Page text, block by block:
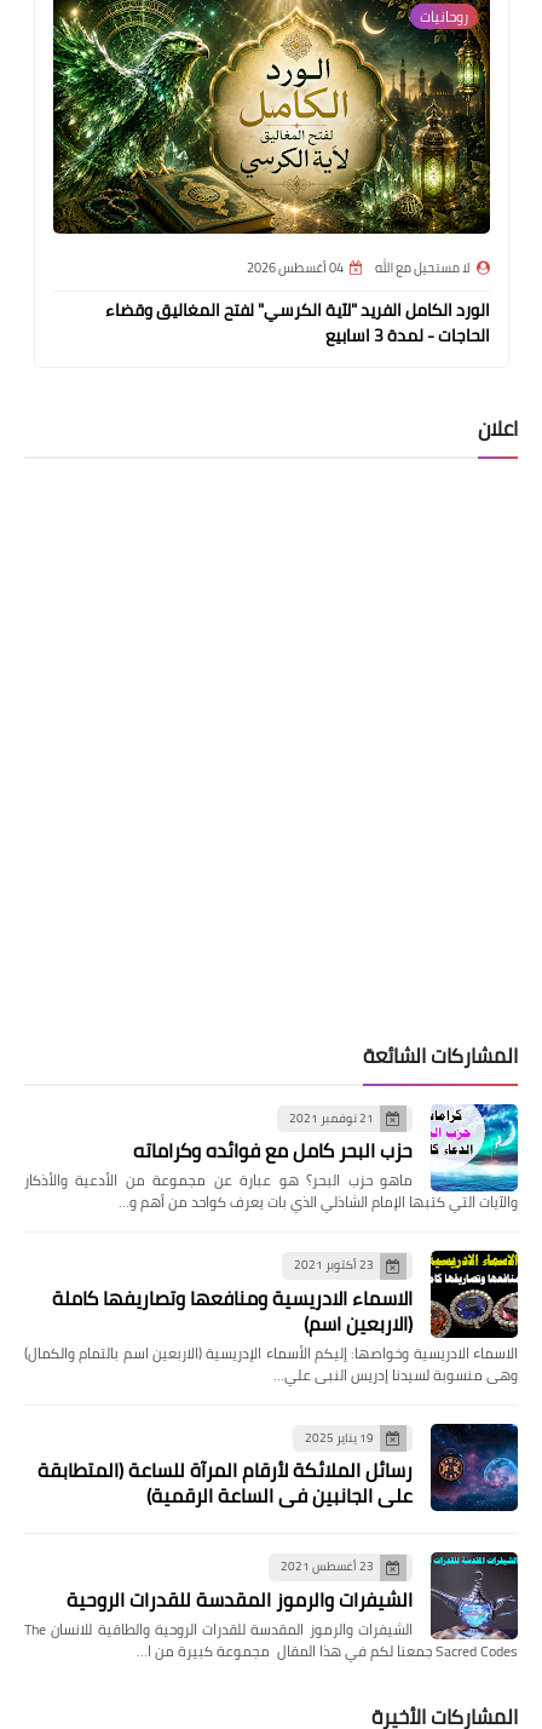
روحانيات
لا مستحيل مع الله 04 أغسطس 2026
الورد الكامل الفريد "لآية الكرسي" لفتح المغاليق وقضاء
الحاجات - لمدة 3 اسابيع
اعلان
المشاركات الشائعة
21 نوفمبر 2021
حزب البحر كامل مع فوائده وكراماته
ماهو حزب البحر؟ هو عبارة عن مجموعة من الأدعية والأذكار
والآيات التي كتبها الإمام الشاذلي الذي بات يعرف كواحد من أهم و…
23 أكتوبر 2021
الاسماء الادريسية ومنافعها وتصاريفها كاملة
(الاربعين اسم)
الاسماء الادريسية وخواصها: إليكم الأسماء الإدريسية (الاربعين اسم بالتمام والكمال)
وهى منسوبة لسيدنا إدريس النبى علي…
19 يناير 2025
رسائل الملائكة لأرقام المرآة للساعة (المتطابقة
على الجانبين في الساعة الرقمية)
23 أغسطس 2021
الشيفرات والرموز المقدسة للقدرات الروحية
الشيفرات والرموز المقدسة للقدرات الروحية والطاقية للانسان The
Sacred Codes جمعنا لكم في هذا المقال مجموعة كبيرة من ا…
المشاركات الأخيرة